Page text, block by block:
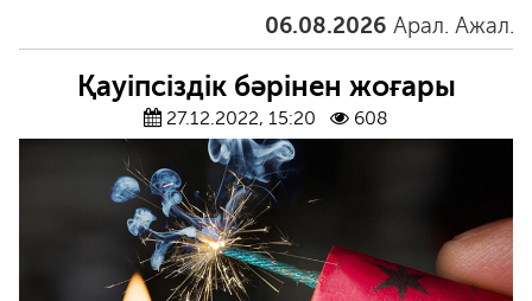
06.08.2026 Арал. Ажал.
Қауіпсіздік бәрінен жоғары
27.12.2022, 15:20 608